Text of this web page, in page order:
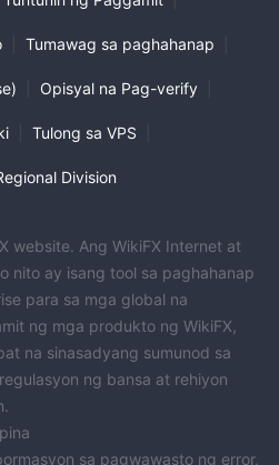
Tumawag sa paghahanap
Opisyal na Pag-verify
Tulong sa VPS
Division
website. Ang WikiFX Internet at
nito ay isang tool sa paghahanap
para sa mga global na
ng mga produkto ng WikiFX,
na sinasadyang sumunod sa
ng bansa at rehiyon
sa pagwawasto ng error,